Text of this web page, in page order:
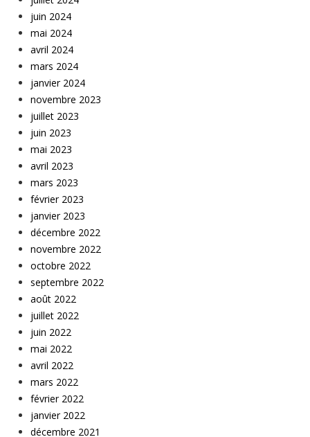
juin 2024
mai 2024
avril 2024
mars 2024
janvier 2024
novembre 2023
juillet 2023
juin 2023
mai 2023
avril 2023
mars 2023
février 2023
janvier 2023
décembre 2022
novembre 2022
octobre 2022
septembre 2022
août 2022
juillet 2022
juin 2022
mai 2022
avril 2022
mars 2022
février 2022
janvier 2022
décembre 2021